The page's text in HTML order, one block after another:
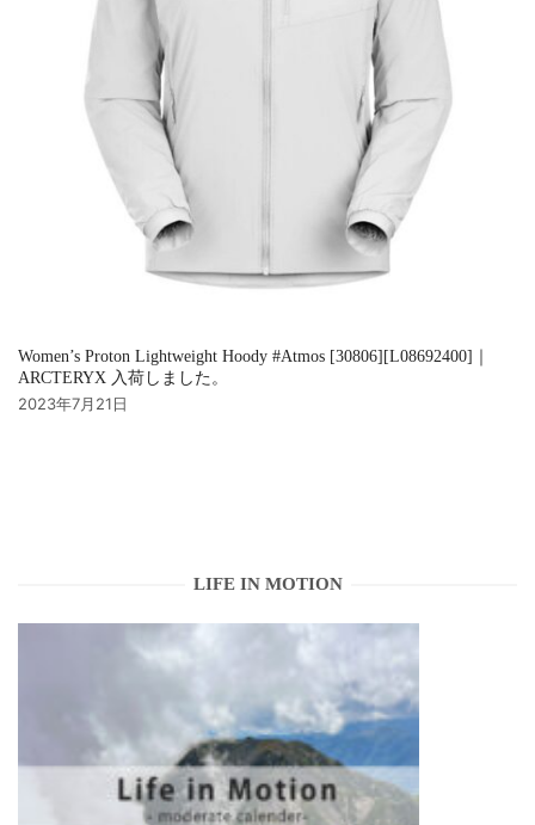
Women’s Proton Lightweight Hoody #Atmos [30806][L08692400]｜
ARCTERYX 入荷しました。
2023年7月21日
LIFE IN MOTION